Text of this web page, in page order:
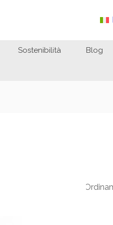
Sostenibilità Blog